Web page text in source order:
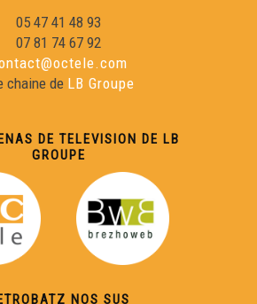
05 47 41 48 93
07 81 74 67 92
chaine de LB Groupe
DE TELEVISION DE LB
GROUPE
NOS SUS